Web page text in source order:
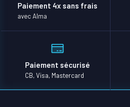
Paiement 4x sans frais
avec Alma
Paiement sécurisé
CB, Visa, Mastercard